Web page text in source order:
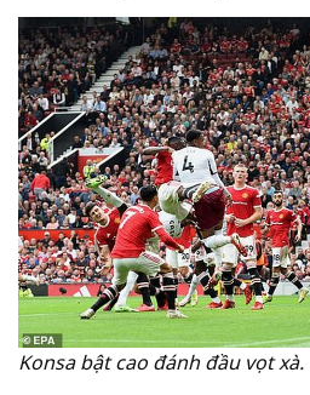
Konsa bật cao đánh đầu vọt xà.